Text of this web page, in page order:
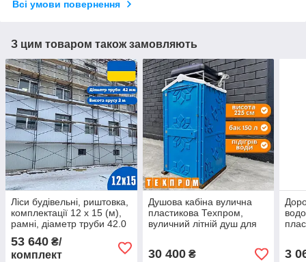
Всі умови повернення
З цим товаром також замовляють
Ліси будівельні, риштовка,
комплектації 12 х 15 (м),
рамні, діаметр труби 42.0
(мм)
53 640 ₴/
комплект
Душова кабіна вулична
пластикова Техпром,
вуличний літній душ для
30 400₴ 3